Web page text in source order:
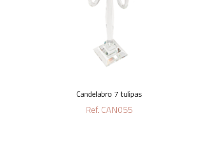
Candelabro 7 tulipas
Ref. CAN055